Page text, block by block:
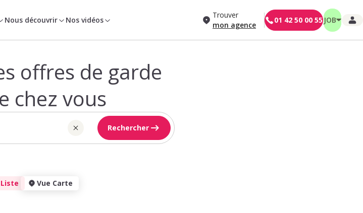
Nous découvrir Nos vidéos
Trouver
mon agence
01 42 50 00 55 JOB
offres de garde
chez vous
Rechercher
Vue Carte